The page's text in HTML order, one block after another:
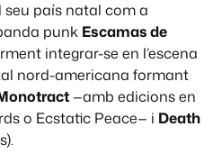
país natal com a
punk Escamas de
integrar-se en l’escena
nord-americana formant
—amb edicions en
o Ecstatic Peace— i Death